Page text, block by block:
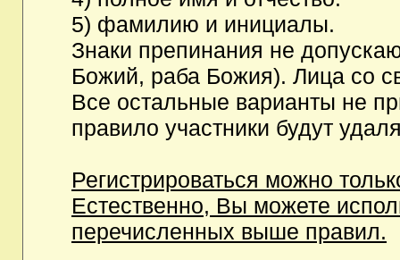
5) фамилию и инициалы.
Знаки препинания не
Божий, раба Божия). Лица со
Все остальные варианты не
правило участники будут
Регистрироваться можно
Естественно, Вы можете
перечисленных выше правил.